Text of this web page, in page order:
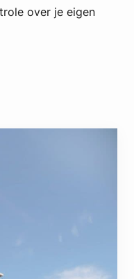
over je eigen